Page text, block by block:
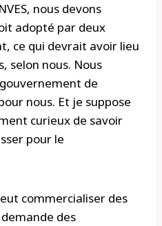
nous devons
adopté par deux
ce qui devrait avoir lieu
selon nous. Nous
de
nous. Et je suppose
curieux de savoir
pour le
commercialiser des
des